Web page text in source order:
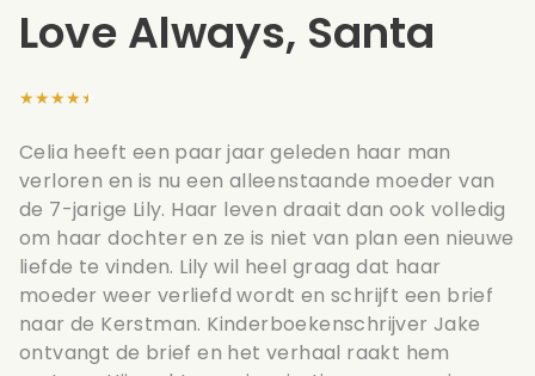
Love Always, Santa
★★★★★
Celia heeft een paar jaar geleden haar man
verloren en is nu een alleenstaande moeder van
de 7-jarige Lily. Haar leven draait dan ook volledig
om haar dochter en ze is niet van plan een nieuwe
liefde te vinden. Lily wil heel graag dat haar
moeder weer verliefd wordt en schrijft een brief
naar de Kerstman. Kinderboekenschrijver Jake
ontvangt de brief en het verhaal raakt hem